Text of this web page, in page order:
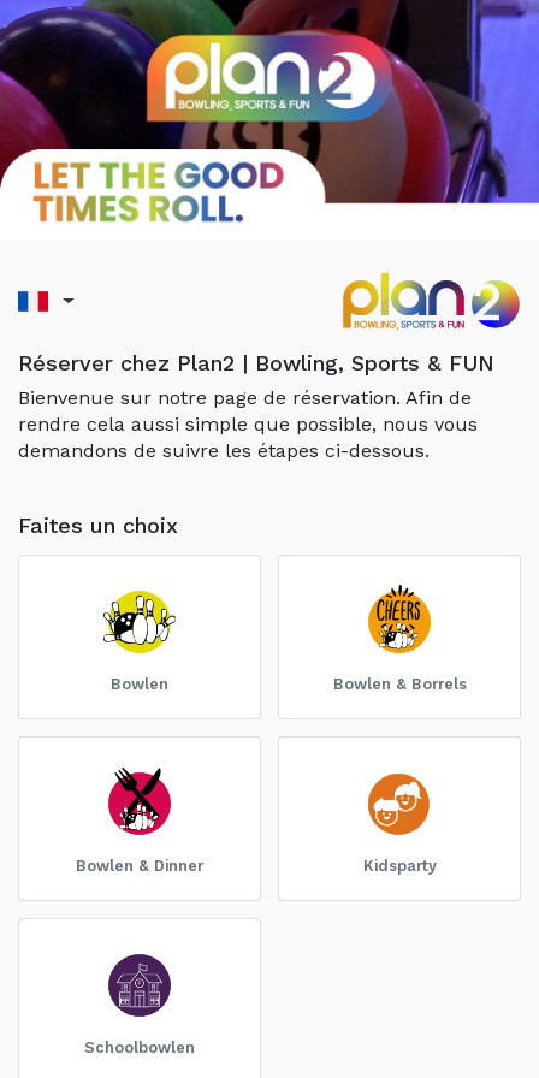
Réserver chez Plan2 | Bowling, Sports & FUN
Bienvenue sur notre page de réservation. Afin de
rendre cela aussi simple que possible, nous vous
demandons de suivre les étapes ci-dessous.
Faites un choix
Bowlen Bowlen & Borrels
Bowlen & Dinner Kidsparty
Schoolbowlen